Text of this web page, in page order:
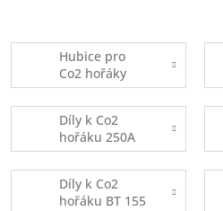
Hubice pro
Co2 hořáky
Díly k Co2
hořáku 250A
Díly k Co2
hořáku BT 155